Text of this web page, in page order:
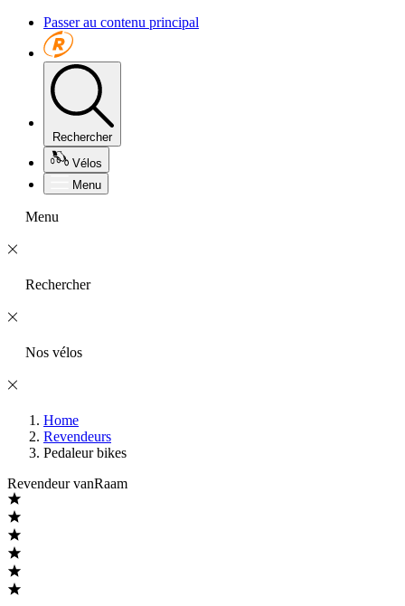
Passer au contenu principal
Rechercher
Vélos
Menu
Menu
Rechercher
Nos vélos
Home
Revendeurs
Pedaleur bikes
Revendeur vanRaam